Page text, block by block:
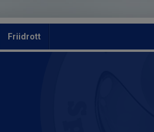
Friidrott